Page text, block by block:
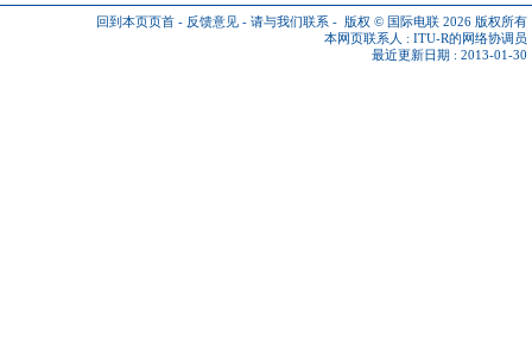
回到本页页首 - 反馈意见 - 请与我们联系 - 版权 © 国际电联 2026 版权所有
本网页联系人 : ITU-R的网络协调员
最近更新日期 : 2013-01-30